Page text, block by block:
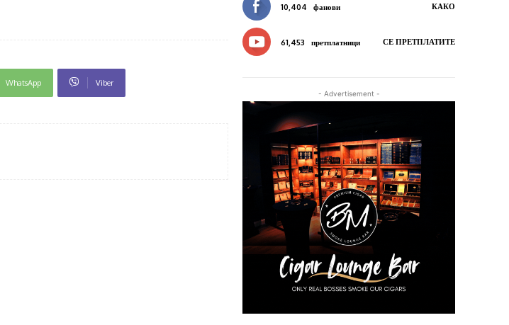
WhatsApp Viber
10,404 фанови КАКО
61,453 претплатници СЕ ПРЕТПЛАТИТЕ
- Advertisement -